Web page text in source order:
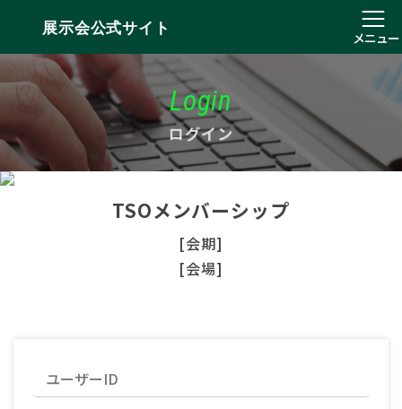
展示会公式サイト
メニュー
Login
ログイン
TSOメンバーシップ
[会期]
[会場]